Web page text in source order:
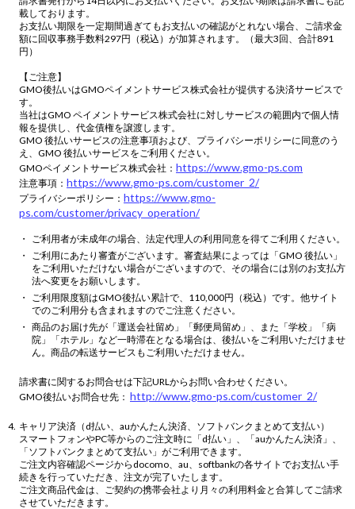
載しております。
お支払い期限を一定期間過ぎてもお支払いの確認がとれない場合、ご請求金
額に回収事務手数料297円（税込）が加算されます。（最大3回、合計891
円）
【ご注意】
GMO後払いはGMOペイメントサービス株式会社が提供する決済サービスで
す。
当社はGMO ペイメントサービス株式会社に対しサービスの範囲内で個人情
報を提供し、代金債権を譲渡します。
GMO 後払いサービスの注意事項および、プライバシーポリシーに同意のう
え、GMO 後払いサービスをご利用ください。
GMOペイメントサービス株式会社： https://www.gmo-ps.com
注意事項： https://www.gmo-ps.com/customer_2/
プライバシーポリシー： https://www.gmo-
ps.com/customer/privacy_operation/
ご利用者が未成年の場合、法定代理人の利用同意を得てご利用ください。
ご利用にあたり審査がございます。審査結果によっては「GMO 後払い」
をご利用いただけない場合がございますので、その場合には別のお支払方
法へ変更をお願いします。
ご利用限度額はGMO後払い累計で、110,000円（税込）です。他サイト
でのご利用分も含まれますのでご注意ください。
商品のお届け先が「運送会社留め」「郵便局留め」、また「学校」「病
院」「ホテル」など一時滞在となる場合は、後払いをご利用いただけませ
ん。商品の転送サービスもご利用いただけません。
請求書に関するお問合せは下記URLからお問い合わせください。
GMO後払いお問合せ先： http://www.gmo-ps.com/customer_2/
キャリア決済（d払い、auかんたん決済、ソフトバンクまとめて支払い）
スマートフォンやPC等からのご注文時に「d払い」、「auかんたん決済」、
「ソフトバンクまとめて支払い」がご利用できます。
ご注文内容確認ページからdocomo、au、softbankの各サイトでお支払い手
続きを行っていただき、注文が完了いたします。
ご注文商品代金は、ご契約の携帯会社より月々の利用料金と合算してご請求
させていただきます。